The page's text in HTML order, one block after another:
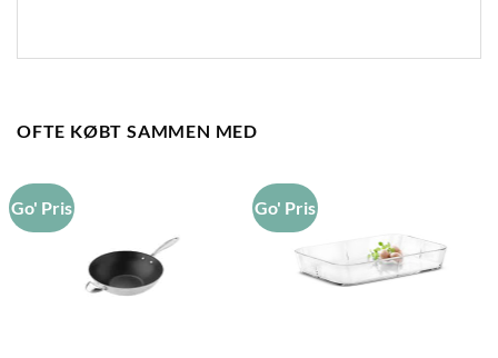
OFTE KØBT SAMMEN MED
Go' Pris Go' Pris